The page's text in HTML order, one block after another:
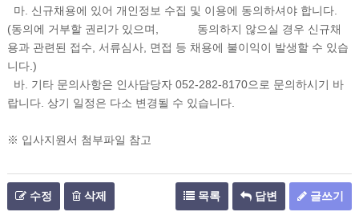
마. 신규채용에 있어 개인정보 수집 및 이용에 동의하셔야 합니다.
(동의에 거부할 권리가 있으며, 동의하지 않으실 경우 신규채
용과 관련된 접수, 서류심사, 면접 등 채용에 불이익이 발생할 수 있습
니다.)
바. 기타 문의사항은 인사담당자 052-282-8170으로 문의하시기 바
랍니다. 상기 일정은 다소 변경될 수 있습니다.
※ 입사지원서 첨부파일 참고
수정 삭제 목록 답변 글쓰기